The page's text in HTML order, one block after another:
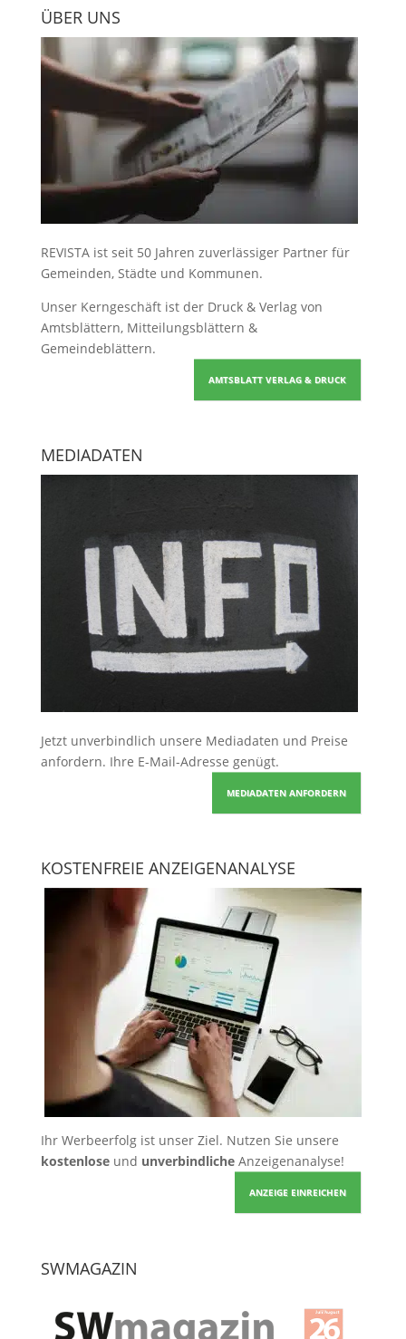
ÜBER UNS
REVISTA ist seit 50 Jahren zuverlässiger Partner für
Gemeinden, Städte und Kommunen.
Unser Kerngeschäft ist der Druck & Verlag von
Amtsblättern, Mitteilungsblättern &
Gemeindeblättern.
AMTSBLATT VERLAG & DRUCK
MEDIADATEN
Jetzt unverbindlich unsere Mediadaten und Preise
anfordern. Ihre E-Mail-Adresse genügt.
MEDIADATEN ANFORDERN
KOSTENFREIE ANZEIGENANALYSE
Ihr Werbeerfolg ist unser Ziel. Nutzen Sie unsere
kostenloseund unverbindlicheAnzeigenanalyse!
ANZEIGE EINREICHEN
SWMAGAZIN